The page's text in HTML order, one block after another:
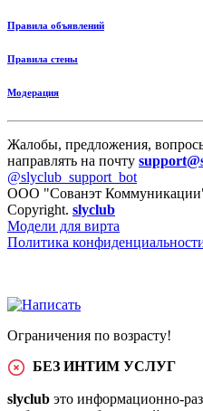
Правила объявлений
Правила стены
Модерация
Жалобы, предложения,
направлять на почту
@slyclub_support_bot
ООО "Сованэт
Copyright. slyclub
Модели для вирта
Политика
Ограничения по возрасту!
БЕЗ ИНТИМ УСЛУГ
slyclub это информационно-